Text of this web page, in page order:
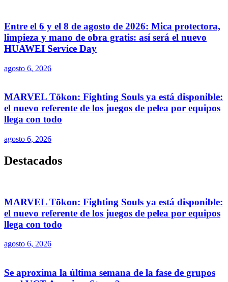
Entre el 6 y el 8 de agosto de 2026: Mica protectora,
limpieza y mano de obra gratis: así será el nuevo
HUAWEI Service Day
agosto 6, 2026
MARVEL Tōkon: Fighting Souls ya está disponible:
el nuevo referente de los juegos de pelea por equipos
llega con todo
agosto 6, 2026
Destacados
MARVEL Tōkon: Fighting Souls ya está disponible:
el nuevo referente de los juegos de pelea por equipos
llega con todo
agosto 6, 2026
Se aproxima la última semana de la fase de grupos